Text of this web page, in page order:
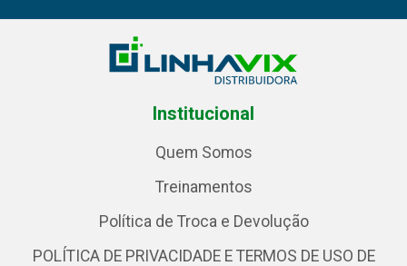
Institucional
Quem Somos
Treinamentos
Política de Troca e Devolução
POLÍTICA DE PRIVACIDADE E TERMOS DE USO DE